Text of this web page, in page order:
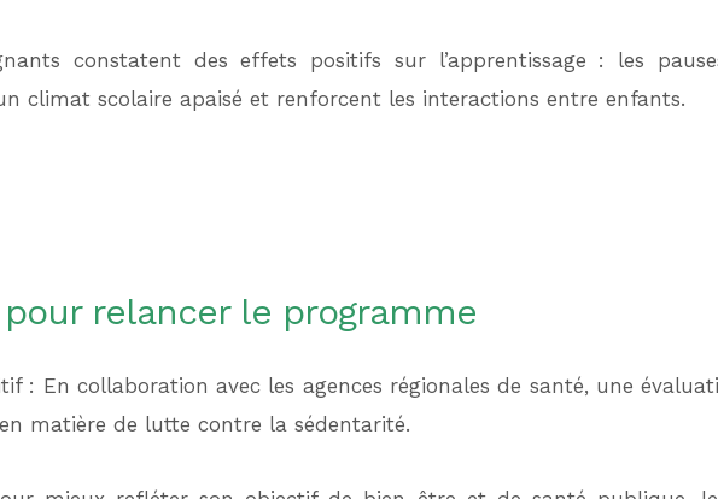
constatent des effets positifs sur l’apprentissage : les
climat scolaire apaisé et renforcent les interactions entre enfants.
relancer le programme
: En collaboration avec les agences régionales de santé, une
matière de lutte contre la sédentarité.